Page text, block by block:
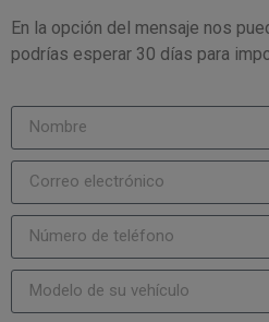
En la opción del mensaje nos
podrías esperar 30 días para